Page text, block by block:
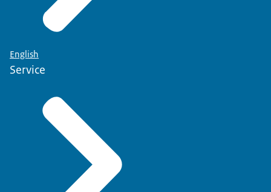
English
Service